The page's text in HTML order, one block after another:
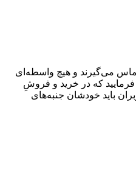
می‌گیرند و هیچ واسطه‌ای
که در خرید و فروشِ
باید خودشان جنبه‌های